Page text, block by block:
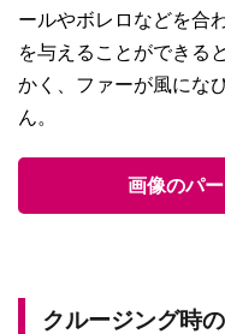
ールやボレロなどを合
を与えることができる
かく、ファーが風にな
ん。
画像のパ
クルージング時